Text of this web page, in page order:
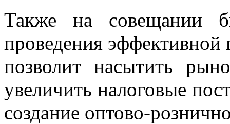
Также на совещании
проведения эффективной
позволит насытить
увеличить налоговые
создание оптово-